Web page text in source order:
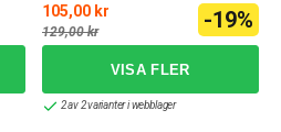
105,00 kr
129,00 kr -19%
2 av 2 varianter i webblager